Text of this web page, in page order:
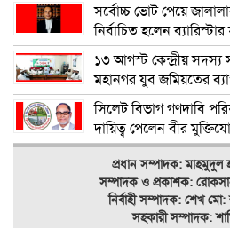
সর্বোচ্চ ভোট পেয়ে
নির্বাচিত হলেন
১৩ আগস্ট কেন্দ্রীয়
মহানগর যুব জমিয়তের
সিলেট বিভাগ গণদাবি
দায়িত্ব পেলেন বীর
প্রধান সম্পাদক: মাহমুদুল
সম্পাদক ও প্রকাশক:
নির্বাহী সম্পাদক: শেখ
সহকারী সম্পাদক: